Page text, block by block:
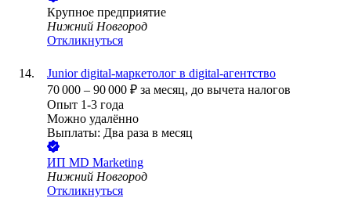
Крупное предприятие
Нижний Новгород
Откликнуться
Junior digital-маркетолог в digital-агентство
70 000 – 90 000 ₽ за месяц, до вычета налогов
Опыт 1-3 года
Можно удалённо
Выплаты: Два раза в месяц
ИП MD Marketing
Нижний Новгород
Откликнуться